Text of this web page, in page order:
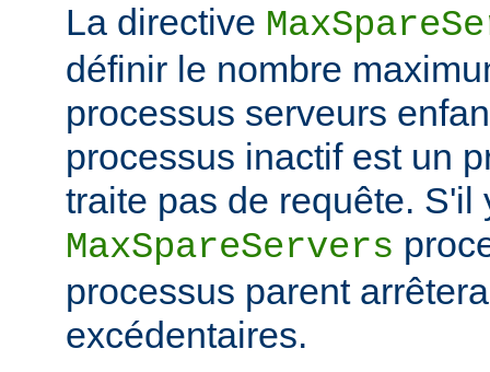
La directive
définir le nombre
processus serveurs
processus inactif est un
traite pas de requête. S'il
MaxSpareServers
processus parent
excédentaires.